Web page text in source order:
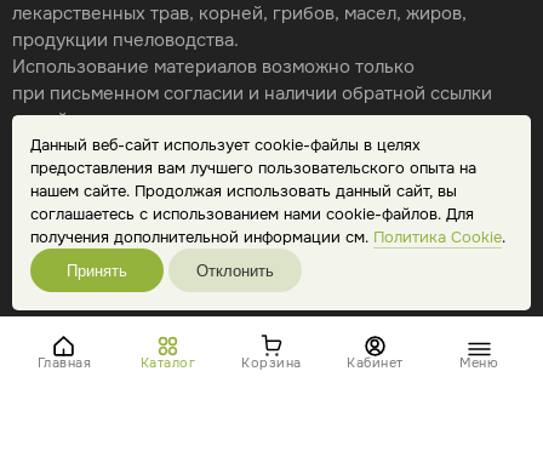
Данный веб-сайт использует cookie-файлы в целях
предоставления вам лучшего пользовательского опыта на
нашем сайте. Продолжая использовать данный сайт, вы
соглашаетесь с использованием нами cookie-файлов. Для
получения дополнительной информации см. Политика Cookie.
Принять Отклонить
Главная Каталог Корзина Кабинет Меню
лекарственных трав, корней, грибов, масел, жиров,
продукции пчеловодства.
Использование материалов возможно только
при письменном согласии и наличии обратной ссылки
на сайт.
Карта сайта
Политика конфиденциальности
Публичная оферта
Обработка персональных данных